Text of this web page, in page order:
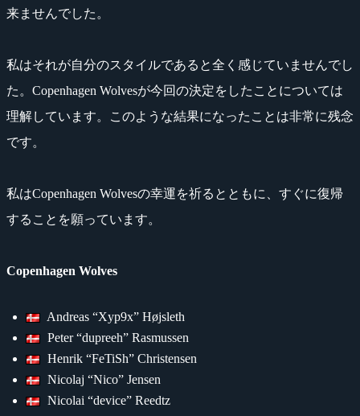
来ませんでした。
私はそれが自分のスタイルであると全く感じていませんでし
た。Copenhagen Wolvesが今回の決定をしたことについては
理解しています。このような結果になったことは非常に残念
です。
私はCopenhagen Wolvesの幸運を祈るとともに、すぐに復帰
することを願っています。
Copenhagen Wolves
Andreas “Xyp9x” Højsleth
Peter “dupreeh” Rasmussen
Henrik “FeTiSh” Christensen
Nicolaj “Nico” Jensen
Nicolai “device” Reedtz